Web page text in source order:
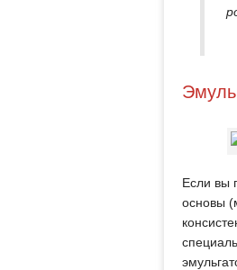
Если вы
основы